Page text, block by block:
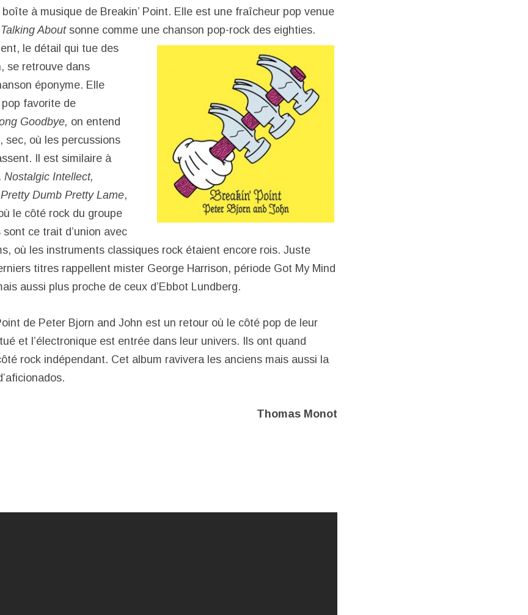
à musique de Breakin’ Point. Elle est une fraîcheur pop venue
Aboutsonne comme une chanson pop-rock des eighties.
le détail qui tue des
se retrouve dans
éponyme. Elle
favorite de
Goodbye, on entend
sec, où les percussions
Il est similaire à
Nostalgic Intellect,
Dumb Pretty Lame,
le côté rock du groupe
ce trait d’union avec
où les instruments classiques rock étaient encore rois. Juste
titres rappellent mister George Harrison, période Got My Mind
aussi plus proche de ceux d’Ebbot Lundberg.
de Peter Bjorn and John est un retour où le côté pop de leur
et l’électronique est entrée dans leur univers. Ils ont quand
rock indépendant. Cet album ravivera les anciens mais aussi la
Thomas Monot